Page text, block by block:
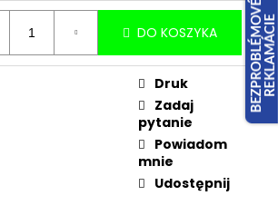
DO KOSZYKA
Druk
Zadaj
pytanie
Powiadom
mnie
Udostępnij